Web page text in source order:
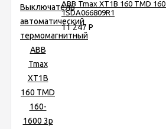
ABB Tmax XT1B 160 TMD
1SDA066809R1
11 247 Р